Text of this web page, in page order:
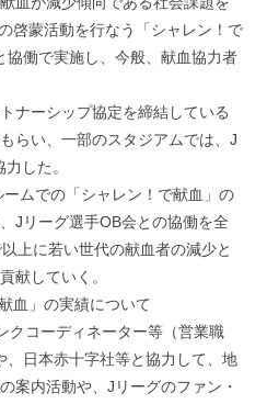
啓蒙活動を行なう「シャレン！で
働で実施し、今般、献血協力者
ナーシップ協定を締結している
らい、一部のスタジアムでは、J
した。
ムでの「シャレン！で献血」の
Jリーグ選手OB会との協働を全
上に若い世代の献血者の減少と
献していく。
血」の実績について
クコーディネーター等（営業職
、日本赤十字社等と協力して、地
案内活動や、Jリーグのファン・